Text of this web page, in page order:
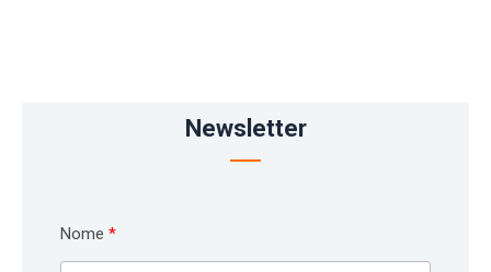
Newsletter
Nome